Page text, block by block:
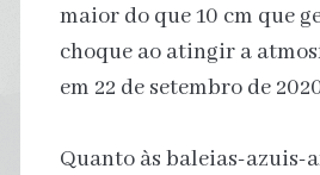
maior do que 10 cm que
choque ao atingir a
em 22 de setembro de
Quanto às baleias-azuis-